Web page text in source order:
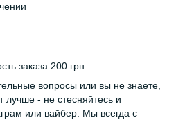
заказа 200 грн
вопросы или вы не знаете,
- не стесняйтесь и
или вайбер. Мы всегда с